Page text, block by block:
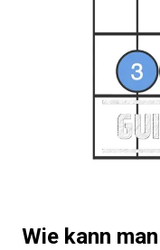
Wie kann